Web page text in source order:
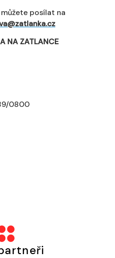
posílat na
NA ZATLANCE
0800